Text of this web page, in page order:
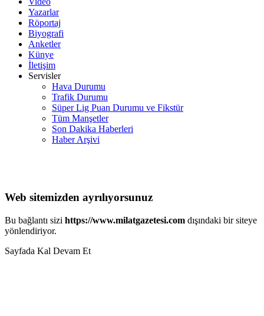
Yazarlar
Röportaj
Biyografi
Anketler
Künye
İletişim
Servisler
Hava Durumu
Trafik Durumu
Süper Lig Puan Durumu ve Fikstür
Tüm Manşetler
Son Dakika Haberleri
Haber Arşivi
Web sitemizden ayrılıyorsunuz
Bu bağlantı sizi https://www.milatgazetesi.com dışındaki bir siteye
yönlendiriyor.
Sayfada Kal Devam Et